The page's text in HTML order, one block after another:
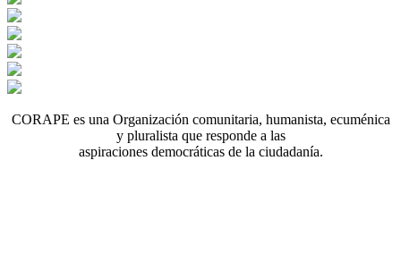
CORAPE es una Organización comunitaria, humanista, ecuménica
y pluralista que responde a las
aspiraciones democráticas de la ciudadanía.